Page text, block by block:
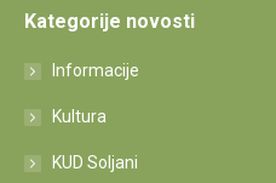
Kategorije novosti
Informacije
Kultura
KUD Soljani